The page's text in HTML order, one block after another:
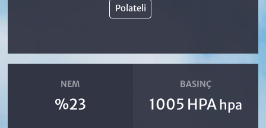
Polateli
NEM
%23
BASINÇ
1005 HPA hpa